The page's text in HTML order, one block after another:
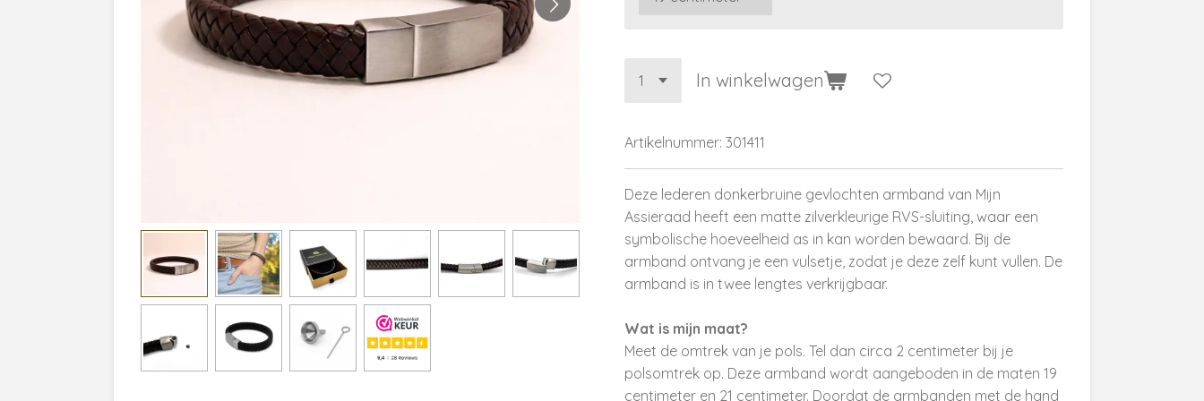
In winkelwagen
Artikelnummer: 301411
Deze lederen donkerbruine gevlochten armband van Mijn
Assieraad heeft een matte zilverkleurige RVS-sluiting, waar een
symbolische hoeveelheid as in kan worden bewaard. Bij de
armband ontvang je een vulsetje, zodat je deze zelf kunt vullen. De
armband is in twee lengtes verkrijgbaar.
Wat is mijn maat?
Meet de omtrek van je pols. Tel dan circa 2 centimeter bij je
polsomtrek op. Deze armband wordt aangeboden in de maten 19
centimeter en 21 centimeter. Doordat de armbanden met de hand